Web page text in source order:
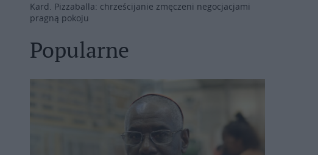
Kard. Pizzaballa: chrześcijanie zmęczeni negocjacjami
pragną pokoju
Popularne